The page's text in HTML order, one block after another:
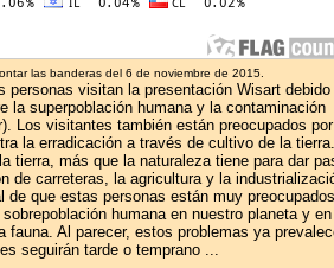
las banderas del 6 de noviembre de 2015.
personas visitan la presentación Wisart
la superpoblación humana y la contaminación
Los visitantes también están preocupados
la erradicación a través de cultivo de la tierra.
tierra, más que la naturaleza tiene para dar
de carreteras, la agricultura y la
de que estas personas están muy
humana en nuestro planeta y
fauna. Al parecer, estos problemas ya
seguirán tarde o temprano ...